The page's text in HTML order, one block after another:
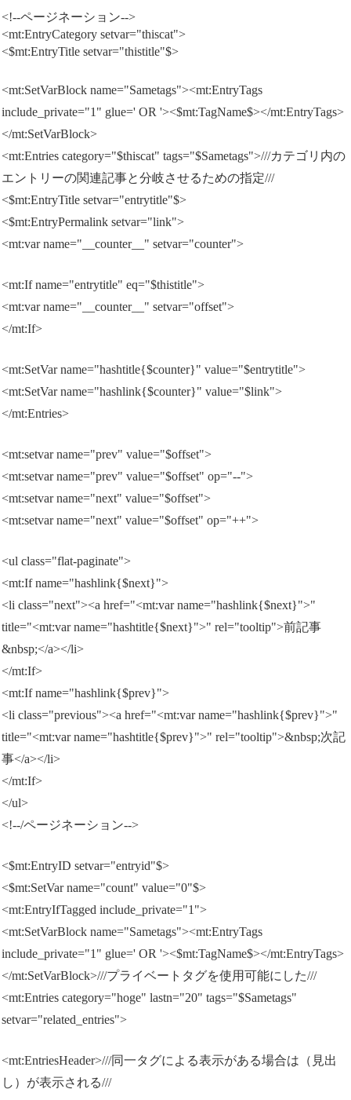
<!--ページネーション-->
<mt:EntryCategory setvar="thiscat">
<$mt:EntryTitle setvar="thistitle"$>
<mt:SetVarBlock name="Sametags"><mt:EntryTags
include_private="1" glue=' OR '><$mt:TagName$></mt:EntryTags>
</mt:SetVarBlock>
<mt:Entries category="$thiscat" tags="$Sametags">///カテゴリ内の
エントリーの関連記事と分岐させるための指定///
<$mt:EntryTitle setvar="entrytitle"$>
<$mt:EntryPermalink setvar="link">
<mt:var name="__counter__" setvar="counter">
<mt:If name="entrytitle" eq="$thistitle">
<mt:var name="__counter__" setvar="offset">
</mt:If>
<mt:SetVar name="hashtitle{$counter}" value="$entrytitle">
<mt:SetVar name="hashlink{$counter}" value="$link">
</mt:Entries>
<mt:setvar name="prev" value="$offset">
<mt:setvar name="prev" value="$offset" op="--">
<mt:setvar name="next" value="$offset">
<mt:setvar name="next" value="$offset" op="++">
<ul class="flat-paginate">
<mt:If name="hashlink{$next}">
<li class="next"><a href="<mt:var name="hashlink{$next}">"
title="<mt:var name="hashtitle{$next}">" rel="tooltip">前記事
&nbsp;</a></li>
</mt:If>
<mt:If name="hashlink{$prev}">
<li class="previous"><a href="<mt:var name="hashlink{$prev}">"
title="<mt:var name="hashtitle{$prev}">" rel="tooltip">&nbsp;次記
事</a></li>
</mt:If>
</ul>
<!--/ページネーション-->
<$mt:EntryID setvar="entryid"$>
<$mt:SetVar name="count" value="0"$>
<mt:EntryIfTagged include_private="1">
<mt:SetVarBlock name="Sametags"><mt:EntryTags
include_private="1" glue=' OR '><$mt:TagName$></mt:EntryTags>
</mt:SetVarBlock>///プライベートタグを使用可能にした///
<mt:Entries category="hoge" lastn="20" tags="$Sametags"
setvar="related_entries">
<mt:EntriesHeader>///同一タグによる表示がある場合は（見出
し）が表示される///